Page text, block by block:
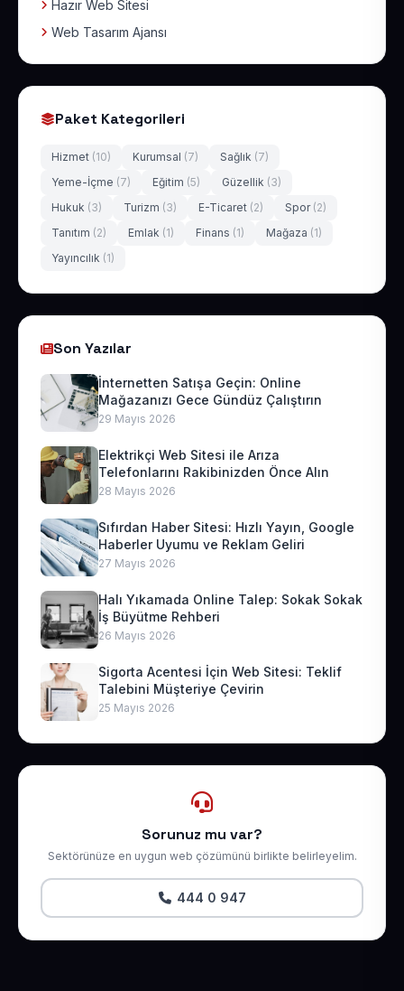
Hazır Web Sitesi
Web Tasarım Ajansı
Paket Kategorileri
Hizmet (10) Kurumsal (7) Sağlık (7)
Yeme-İçme (7) Eğitim (5) Güzellik (3)
Hukuk (3) Turizm (3) E-Ticaret (2) Spor (2)
Tanıtım (2) Emlak (1) Finans (1) Mağaza (1)
Yayıncılık (1)
Son Yazılar
İnternetten Satışa Geçin: Online
Mağazanızı Gece Gündüz Çalıştırın
29 Mayıs 2026
Elektrikçi Web Sitesi ile Arıza
Telefonlarını Rakibinizden Önce Alın
28 Mayıs 2026
Sıfırdan Haber Sitesi: Hızlı Yayın, Google
Haberler Uyumu ve Reklam Geliri
27 Mayıs 2026
Halı Yıkamada Online Talep: Sokak Sokak
İş Büyütme Rehberi
26 Mayıs 2026
Sigorta Acentesi İçin Web Sitesi: Teklif
Talebini Müşteriye Çevirin
25 Mayıs 2026
Sorunuz mu var?
Sektörünüze en uygun web çözümünü birlikte belirleyelim.
444 0 947